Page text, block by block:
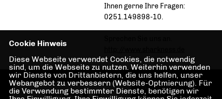
Ihnen gerne Ihre Fragen:
0251.149898-10.
Webseite der CDU
Cookie Hinweis
Diese Webseite verwendet Cookies, die notwendig
sind, um die Webseite zu nutzen. Weiterhin verwenden
wir Dienste von Drittanbietern, die uns helfen, unser
Webangebot zu verbessern (Website-Optmierung). Für
die Verwendung bestimmter Dienste, benötigen wir